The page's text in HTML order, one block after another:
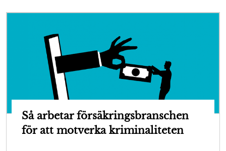
Så arbetar försäkringsbranschen
för att motverka kriminaliteten